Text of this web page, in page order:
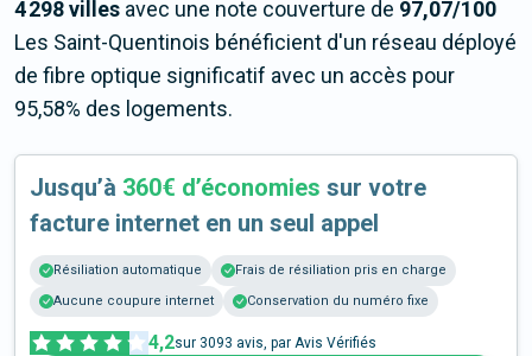
4 298 villes avec une note couverture de 97,07/100
Les Saint-Quentinois bénéficient d'un réseau déployé
de fibre optique significatif avec un accès pour
95,58% des logements.
Jusqu’à 360€ d’économies sur votre
facture internet en un seul appel
Résiliation automatique
Frais de résiliation pris en charge
Aucune coupure internet
Conservation du numéro fixe
4,2sur 3093 avis, par Avis Vérifiés